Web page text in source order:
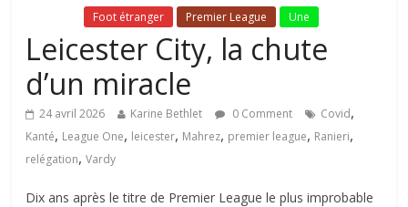
Foot étranger Premier League Une
Leicester City, la chute
d’un miracle
24 avril 2026 Karine Bethlet 0 Comment Covid,
Kanté, League One, leicester, Mahrez, premier league, Ranieri,
relégation,Vardy
Dix ans après le titre de Premier League le plus improbable